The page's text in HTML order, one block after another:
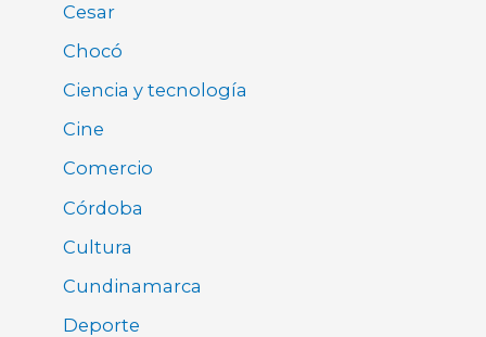
Cesar
Chocó
Ciencia y tecnología
Cine
Comercio
Córdoba
Cultura
Cundinamarca
Deporte